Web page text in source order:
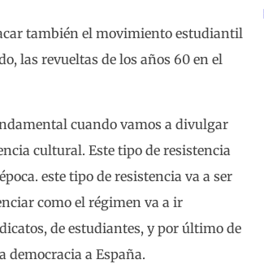
también el movimiento estudiantil
las revueltas de los años 60 en el
cuando vamos a divulgar
cultural. Este tipo de resistencia
este tipo de resistencia va a ser
como el régimen va a ir
de estudiantes, y por último de
democracia a España.